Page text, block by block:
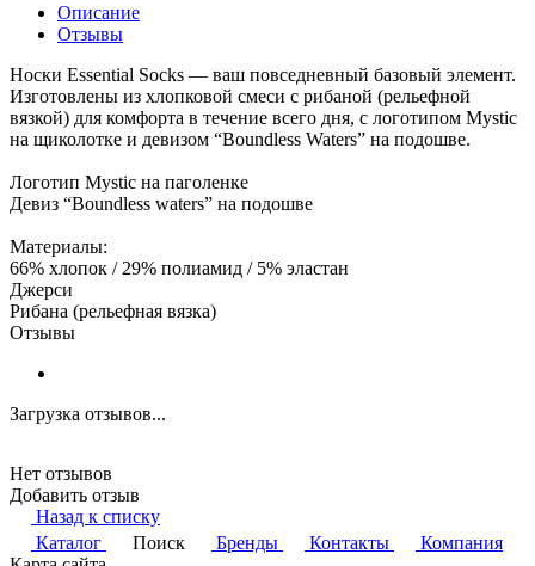
Описание
Отзывы
Носки Essential Socks — ваш повседневный базовый элемент.
Изготовлены из хлопковой смеси с рибаной (рельефной
вязкой) для комфорта в течение всего дня, с логотипом Mystic
на щиколотке и девизом “Boundless Waters” на подошве.
Логотип Mystic на паголенке
Девиз “Boundless waters” на подошве
Материалы:
66% хлопок / 29% полиамид / 5% эластан
Джерси
Рибана (рельефная вязка)
Отзывы
Загрузка отзывов...
Нет отзывов
Добавить отзыв
Назад к списку
Каталог
Поиск Бренды Контакты
Компания